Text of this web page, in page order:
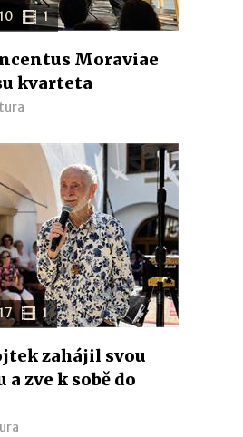
10 1
Moraviae
kvarteta
1
zahájil svou
a zve k sobě do